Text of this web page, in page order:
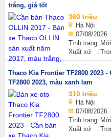
trắng, giá tốt
360 triệu
Hà Nội
07/08/2026
Tình trạng Mới
Xuất xứ
Thaco Kia Frontier TF2800 2023
TF2800 2023, màu xanh lam
310 triệu
Hà Nội
07/08/2026
Tình trạng Mới
Xuất xứ